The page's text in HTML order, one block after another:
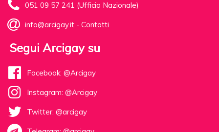
051 09 57 241 (Ufficio Nazionale)
info@arcigay.it - Contatti
Segui Arcigay su
Facebook: @Arcigay
Instagram: @Arcigay
Twitter: @arcigay